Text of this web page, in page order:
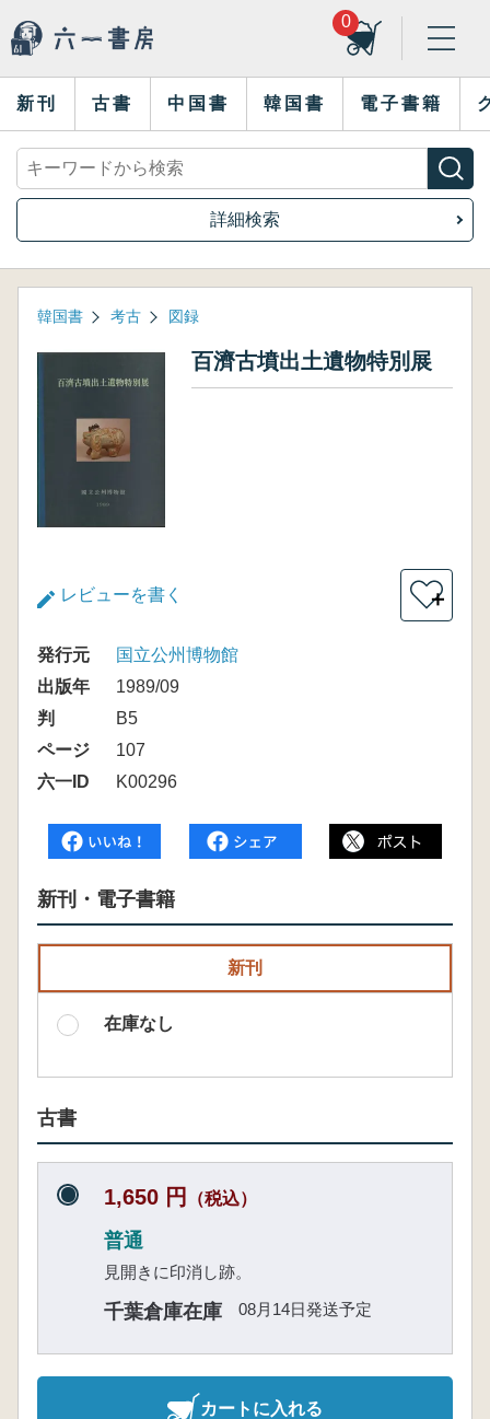
0
新刊 古書 中国書 韓国書 電子書籍
詳細検索
韓国書 考古 図録
百濟古墳出土遺物特別展
レビューを書く ＋
発行元
国立公州博物館
出版年
1989/09
判
B5
ページ
107
六一ID
K00296
新刊・電子書籍
新刊
在庫なし
古書
1,650 円 （税込）
普通
見開きに印消し跡。
千葉倉庫在庫 08月14日発送予定
カートに入れる